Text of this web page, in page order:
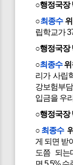
○행정국장
○최종수위
립학교가
○행정국장
○최종수위
리가 사립
강보험부
입금을 우
○행정국장
○ 최종수
게 되면 받
도쯤 되